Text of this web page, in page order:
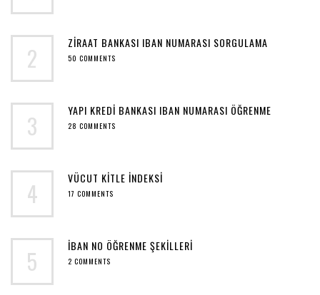
2 ZIRAAT BANKASI IBAN NUMARASI SORGULAMA
50 COMMENTS
3 YAPI KREDI BANKASI IBAN NUMARASI ÖĞRENME
28 COMMENTS
4 VÜCUT KITLE INDEKSI
17 COMMENTS
5 IBAN NO ÖĞRENME ŞEKILLERI
2 COMMENTS